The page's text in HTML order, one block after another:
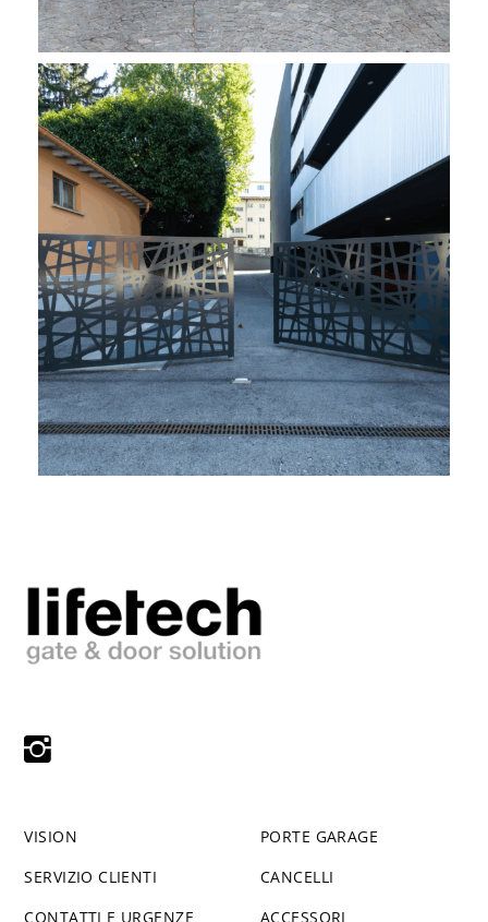
PROJECT 6267
Cancelli a battente
VISION
SERVIZIO CLIENTI
CONTATTI E URGENZE
PORTE GARAGE
CANCELLI
ACCESSORI